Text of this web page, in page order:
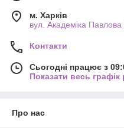
м. Харків
вул. Академіка Павлова
Контакти
Сьогодні працює з
Показати весь графік
Про нас